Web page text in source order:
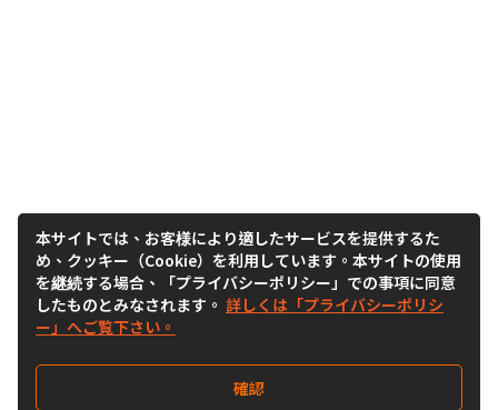
本サイトでは、お客様により適したサービスを提供するた
め、クッキー（Cookie）を利用しています。本サイトの使用
を継続する場合、「プライバシーポリシー」での事項に同意
したものとみなされます。 詳しくは「プライバシーポリシ
ー」へご覧下さい。
確認